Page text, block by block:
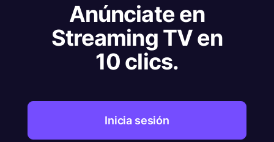
Anúnciate en
Streaming TV en
10 clics.
Inicia sesión